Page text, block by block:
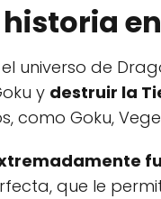
universo de
y destruir la
como Goku,
que le